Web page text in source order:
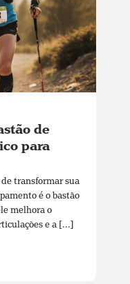
de
para
transformar sua
é o bastão
melhora o
e a [...]